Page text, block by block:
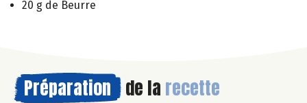
20 g de Beurre
Préparation de la recette